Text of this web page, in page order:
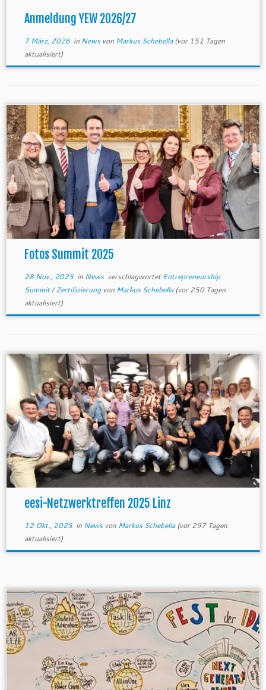
Anmeldungen werden anhand der Auswahlkriterien
beurteilt und die Ressourcen entsprechend der […]
Anmeldung YEW 2026/27
7 März, 2026in News von Markus Schebella(vor 151 Tagen
aktualisiert)
Fotos Summit 2025
28 Nov., 2025in News verschlagwortetEntrepreneurship
Summit/Zertifizierung von Markus Schebella(vor 250 Tagen
aktualisiert)
eesi-Netzwerktreffen 2025 Linz
12 Okt., 2025in News von Markus Schebella(vor 297 Tagen
aktualisiert)